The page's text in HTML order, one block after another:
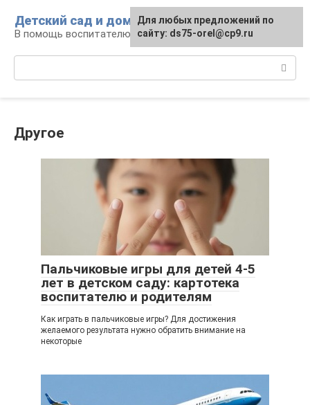
контенту
Детский сад и дом
В помощь воспитателю и родителям
Другое
Пальчиковые игры для детей 4-5
лет в детском саду: картотека
воспитателю и родителям
Как играть в пальчиковые игры? Для достижения
желаемого результата нужно обратить внимание на
некоторые
Для любых предложений по
сайту: ds75-orel@cp9.ru